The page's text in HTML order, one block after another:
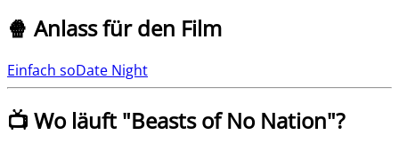
🍿 Anlass für den Film
Einfach soDate Night
📺 Wo läuft "Beasts of No Nation"?